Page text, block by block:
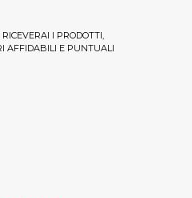
I PRODOTTI,
AFFIDABILI E PUNTUALI